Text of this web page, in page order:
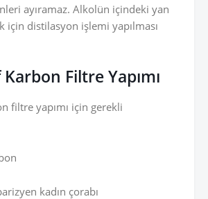
ayıramaz. Alkolün içindeki yan
için distilasyon işlemi yapılması
Filtre Yapımı
filtre yapımı için gerekli
kadın çorabı